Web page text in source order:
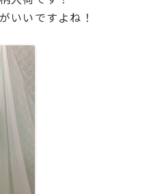
いいですよね！